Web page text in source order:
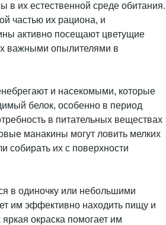
в их естественной среде обитания.
частью их рациона, и
активно посещают цветущие
важными опылителями в
и насекомыми, которые
белок, особенно в период
в питательных веществах
манакины могут ловить мелких
собирать их с поверхности
в одиночку или небольшими
им эффективно находить пищу и
окраска помогает им